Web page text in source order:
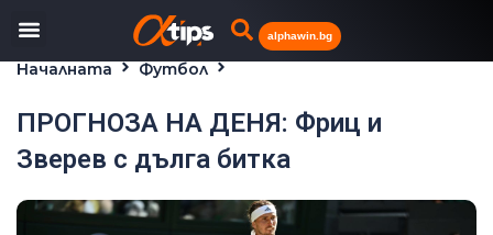
alphawin.bg
Началната
Футбол
ПРОГНОЗА НА ДЕНЯ: Фриц и
Зверев с дълга битка